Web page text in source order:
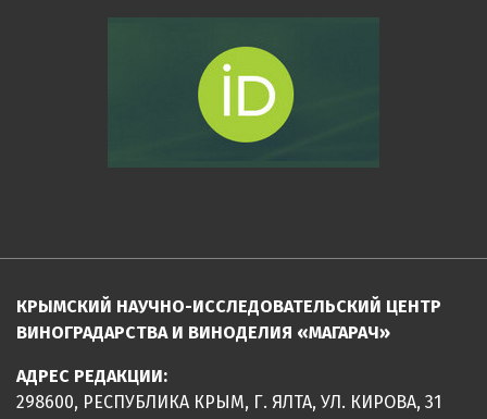
КРЫМСКИЙ НАУЧНО-ИССЛЕДОВАТЕЛЬСКИЙ ЦЕНТР
ВИНОГРАДАРСТВА И ВИНОДЕЛИЯ «МАГАРАЧ»
АДРЕС РЕДАКЦИИ:
298600, РЕСПУБЛИКА КРЫМ, Г. ЯЛТА, УЛ. КИРОВА, 31